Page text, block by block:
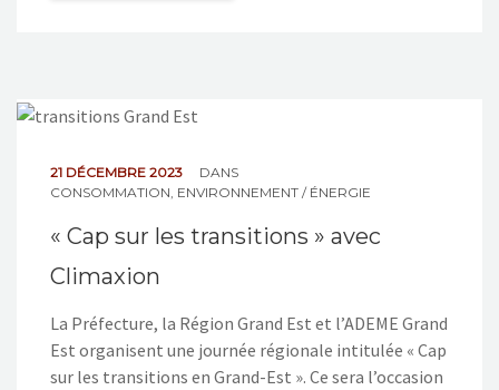
21 DÉCEMBRE 2023
DANS
CONSOMMATION ENVIRONNEMENT / ÉNERGIE
« Cap sur les transitions » avec
Climaxion
La Préfecture, la Région Grand Est et l’ADEME Grand
Est organisent une journée régionale intitulée « Cap
sur les transitions en Grand-Est ». Ce sera l’occasion